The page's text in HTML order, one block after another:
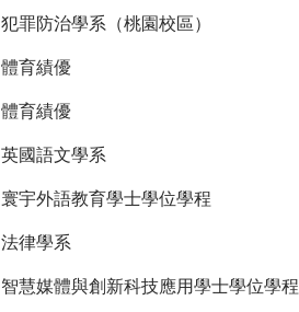
犯罪防治學系（桃園校區）
體育績優
體育績優
英國語文學系
寰宇外語教育學士學位學程
法律學系
智慧媒體與創新科技應用學士學位學程